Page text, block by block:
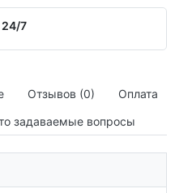
7
Отзывов (0)
Оплата
задаваемые вопросы